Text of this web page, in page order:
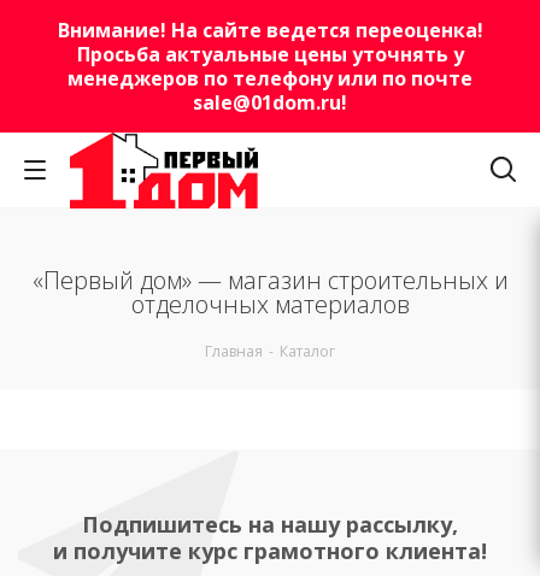
Внимание! На сайте ведется переоценка!
Просьба актуальные цены уточнять у
менеджеров по телефону или по почте
sale@01dom.ru!
«Первый дом» — магазин строительных и
отделочных материалов
Главная - Каталог
Подпишитесь на нашу рассылку,
и получите курс грамотного клиента!